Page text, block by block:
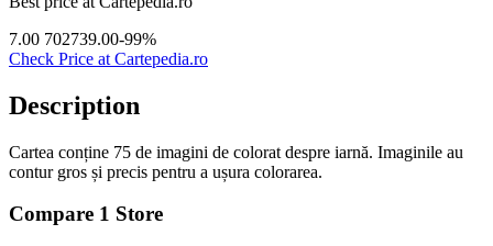
7.00 702739.00-99%
Check Price at Cartepedia.ro
Description
Cartea conține 75 de imagini de colorat despre iarnă. Imaginile au
contur gros și precis pentru a ușura colorarea.
Compare 1 Store